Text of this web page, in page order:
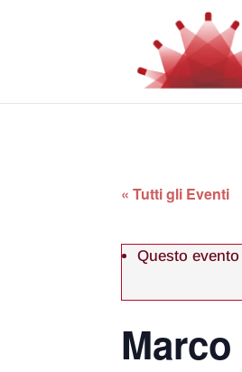
« Tutti gli Eventi
Questo